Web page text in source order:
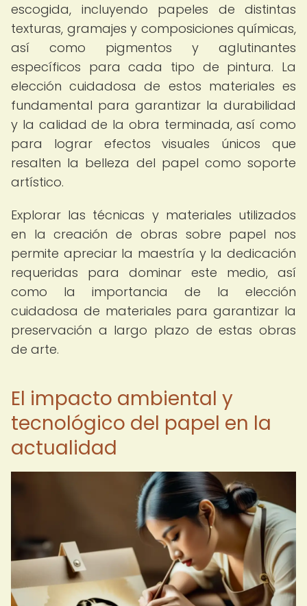
escogida, incluyendo papeles de distintas
texturas, gramajes y composiciones químicas,
así como pigmentos y aglutinantes
específicos para cada tipo de pintura. La
elección cuidadosa de estos materiales es
fundamental para garantizar la durabilidad
y la calidad de la obra terminada, así como
para lograr efectos visuales únicos que
resalten la belleza del papel como soporte
artístico.
Explorar las técnicas y materiales utilizados
en la creación de obras sobre papel nos
permite apreciar la maestría y la dedicación
requeridas para dominar este medio, así
como la importancia de la elección
cuidadosa de materiales para garantizar la
preservación a largo plazo de estas obras
de arte.
El impacto ambiental y
tecnológico del papel en la
actualidad